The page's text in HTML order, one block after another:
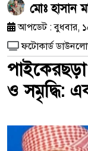
মোঃ হাসান
আপডেট : বুধবার,
ফটোকার্ড
পাইকেরছড়া
ও সমৃদ্ধি: